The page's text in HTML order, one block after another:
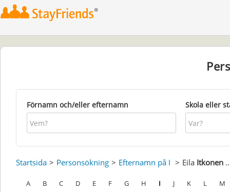
Förnamn och/eller efternamn Skola eller
Startsida Personsökning Efternamn på I Eila Itkonen
A B C D E F G H I J K L M